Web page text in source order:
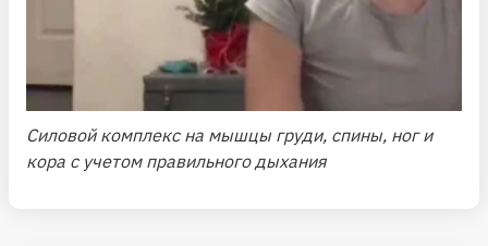
Силовой комплекс на мышцы груди, спины, ног и
кора с учетом правильного дыхания